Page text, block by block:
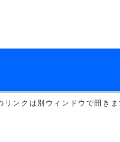
リンクは別ウィンドウで開きま